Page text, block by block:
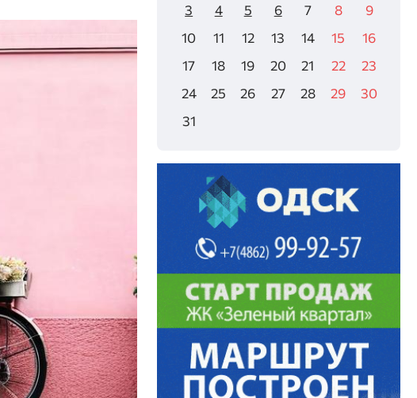
3
4 5 6 7 8
9
10
11 12 13 14 15
16
17
18 19 20 21 22
23
24
25 26 27 28 29
30
31